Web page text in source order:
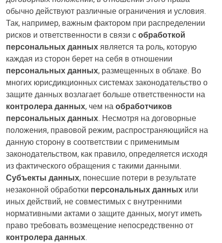
обычно действуют различные ограничения и условия.
Так, например, важным фактором при распределении
рисков и ответственности в связи собработкой
персональных данныхявляется та роль, которую
каждая из сторон берет на себя в отношении
персональных данных, размещенных в облаке. Во
многих юрисдикционных системах законодательство о
защите данных возлагает больше ответственности на
контролера данных, чем наобработчиков
персональных данных. Несмотря на договорные
положения, правовой режим, распространяющийся на
данную сторону в соответствии с применимым
законодательством, как правило, определяется исходя
из фактического обращения с такими данными.
Субъекты данных, понесшие потери в результате
незаконной обработки персональных данных или
иных действий, не совместимых с внутренними
нормативными актами о защите данных, могут иметь
право требовать возмещение непосредственно от
контролера данных.